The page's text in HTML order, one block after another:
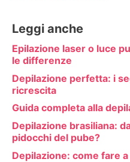
Leggi anche
Epilazione laser o luce
le differenze
Depilazione perfetta: i
ricrescita
Guida completa alla
Depilazione brasiliana:
pidocchi del pube?
Depilazione: come fare